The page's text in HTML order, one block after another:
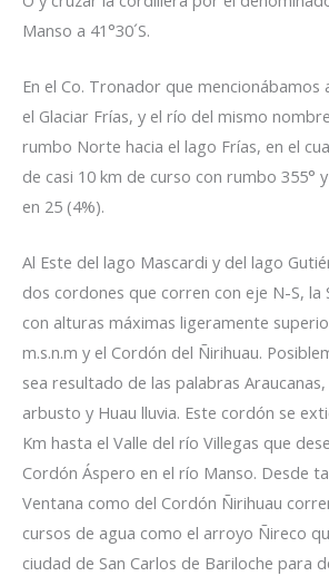
Manso a 41°30´S.
En el Co. Tronador que mencionábamos
el Glaciar Frías, y el río del mismo
rumbo Norte hacia el lago Frías, en el
de casi 10 km de curso con rumbo 355°
en 25 (4%).
Al Este del lago Mascardi y del lago
dos cordones que corren con eje N-S, la
con alturas máximas ligeramente
m.s.n.m y el Cordón del Ñirihuau.
sea resultado de las palabras
arbusto y Huau lluvia. Este cordón se
Km hasta el Valle del río Villegas que
Cordón Áspero en el río Manso. Desde
Ventana como del Cordón Ñirihuau
cursos de agua como el arroyo Ñireco
ciudad de San Carlos de Bariloche para